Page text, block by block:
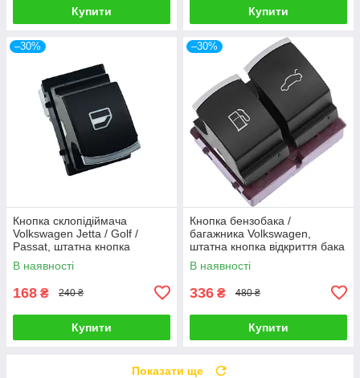
Купити Купити
–30%
Кнопка склопідіймача
Volkswagen Jetta / Golf /
Passat, штатна кнопка
склопідіймача пасажирської
двері
В наявності
168 ₴ 240 ₴
Купити
–30%
Кнопка бензобака /
багажника Volkswagen,
штатна кнопка відкриття бака
/ багажника з салону машини
В наявності
336 ₴ 480 ₴
Купити
Показати ще